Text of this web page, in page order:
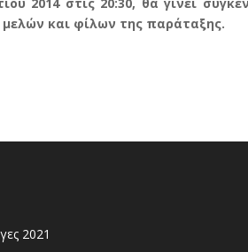
2014 στις 20:30, θα γίνει
και φίλων της παράταξης.
2021